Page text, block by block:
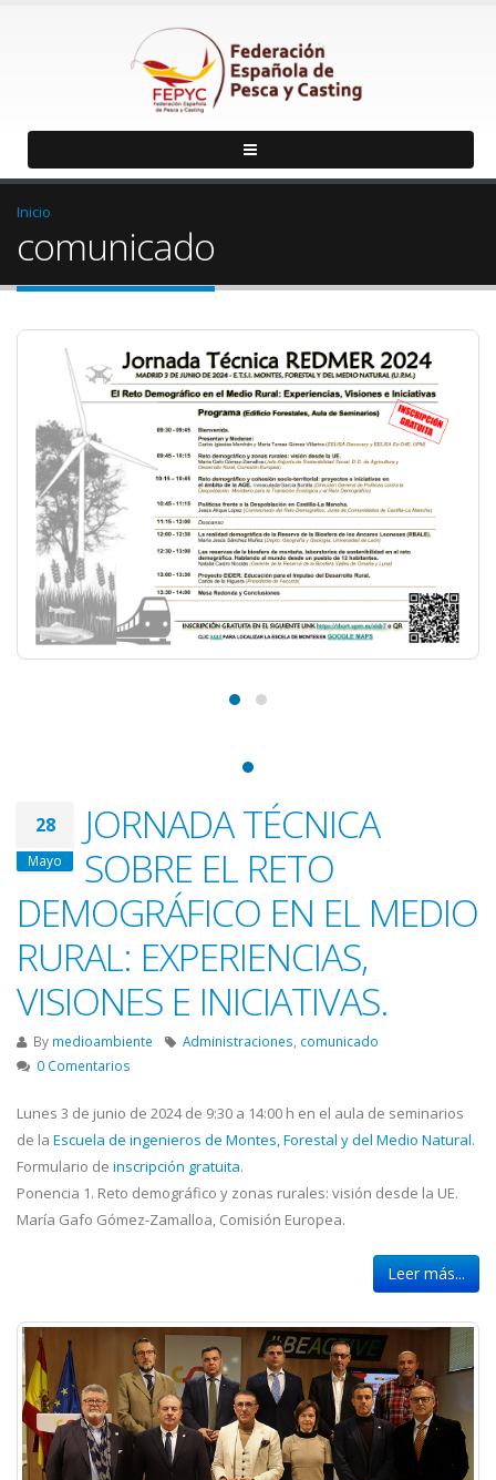
Inicio
comunicado
28
Mayo
JORNADA TÉCNICA
SOBRE EL RETO
DEMOGRÁFICO EN EL MEDIO
RURAL: EXPERIENCIAS,
VISIONES E INICIATIVAS.
By medioambiente Administraciones, comunicado
0 Comentarios
Lunes 3 de junio de 2024 de 9:30 a 14:00 h en el aula de seminarios
de la Escuela de ingenieros de Montes, Forestal y del Medio Natural.
Formulario de inscripción gratuita.
Ponencia 1. Reto demográfico y zonas rurales: visión desde la UE.
María Gafo Gómez-Zamalloa, Comisión Europea.
Leer más...